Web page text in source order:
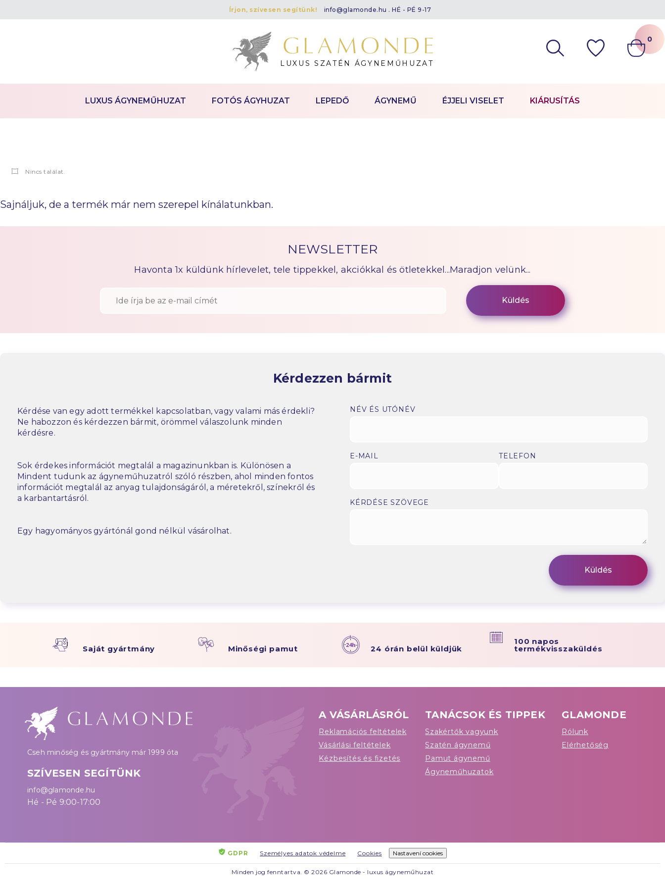
Írjon, szívesen segítünk! info@glamonde.hu . HÉ - PÉ 9-17
LUXUS SZATÉN ÁGYNEMŰHUZAT
0
LUXUS ÁGYNEMŰHUZAT FOTÓS ÁGYHUZAT LEPEDŐ ÁGYNEMŰ ÉJJELI VISELET KIÁRUSÍTÁS
Nincs találat.
Sajnáljuk, de a termék már nem szerepel kínálatunkban.
NEWSLETTER
Havonta 1x küldünk hírlevelet, tele tippekkel, akciókkal és ötletekkel...Maradjon velünk...
Kérdezzen bármit
Kérdése van egy adott termékkel kapcsolatban, vagy valami más érdekli?
Ne habozzon és kérdezzen bármit, örömmel válaszolunk minden
kérdésre.
Sok érdekes információt megtalál a magazinunkban is. Különösen a
Mindent tudunk az ágyneműhuzatról szóló részben, ahol minden fontos
információt megtalál az anyag tulajdonságáról, a méretekről, színekről és
a karbantartásról.
Egy hagyományos gyártónál gond nélkül vásárolhat.
NÉV ÉS UTÓNÉV
E-MAIL TELEFON
KÉRDÉSE SZÖVEGE
Saját gyártmány Minőségi pamut 24 órán belül küldjük
100 napos
termékvisszaküldés
Cseh minőség és gyártmány már 1999 óta
SZÍVESEN SEGÍTÜNK
info@glamonde.hu
Hé - Pé 9:00-17:00
A VÁSÁRLÁSRÓL
Reklamációs feltételek
Vásárlási feltételek
Kézbesítés és fizetés
TANÁCSOK ÉS TIPPEK
Szakértők vagyunk
Szatén ágynemű
Pamut ágynemű
Ágyneműhuzatok
GLAMONDE
Rólunk
Elérhetőség
GDPR Személyes adatok védelme Cookies Nastavení cookies
Minden jog fenntartva. © 2026 Glamonde - luxus ágyneműhuzat